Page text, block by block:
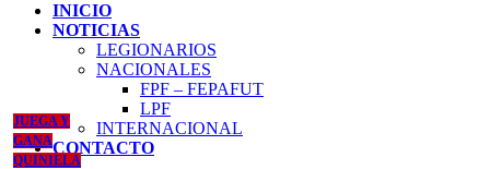
INICIO
NOTICIAS
LEGIONARIOS
NACIONALES
FPF – FEPAFUT
LPF
INTERNACIONAL
CONTACTO
JUEGA Y
GANA
QUINIELA